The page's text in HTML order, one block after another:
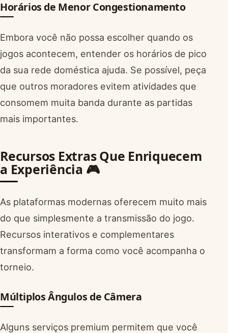
Horários de Menor Congestionamento
Embora você não possa escolher quando os
jogos acontecem, entender os horários de pico
da sua rede doméstica ajuda. Se possível, peça
que outros moradores evitem atividades que
consomem muita banda durante as partidas
mais importantes.
Recursos Extras Que Enriquecem
a Experiência 🎮
As plataformas modernas oferecem muito mais
do que simplesmente a transmissão do jogo.
Recursos interativos e complementares
transformam a forma como você acompanha o
torneio.
Múltiplos Ângulos de Câmera
Alguns serviços premium permitem que você